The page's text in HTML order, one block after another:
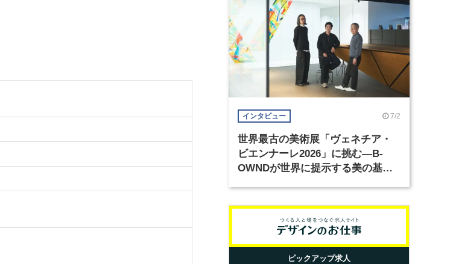
インタビュー 7/2
世界最古の美術展「ヴェネチア・
ビエンナーレ2026」に挑む―B-
OWNDが世界に提示する美の基準
ピックアップ求人